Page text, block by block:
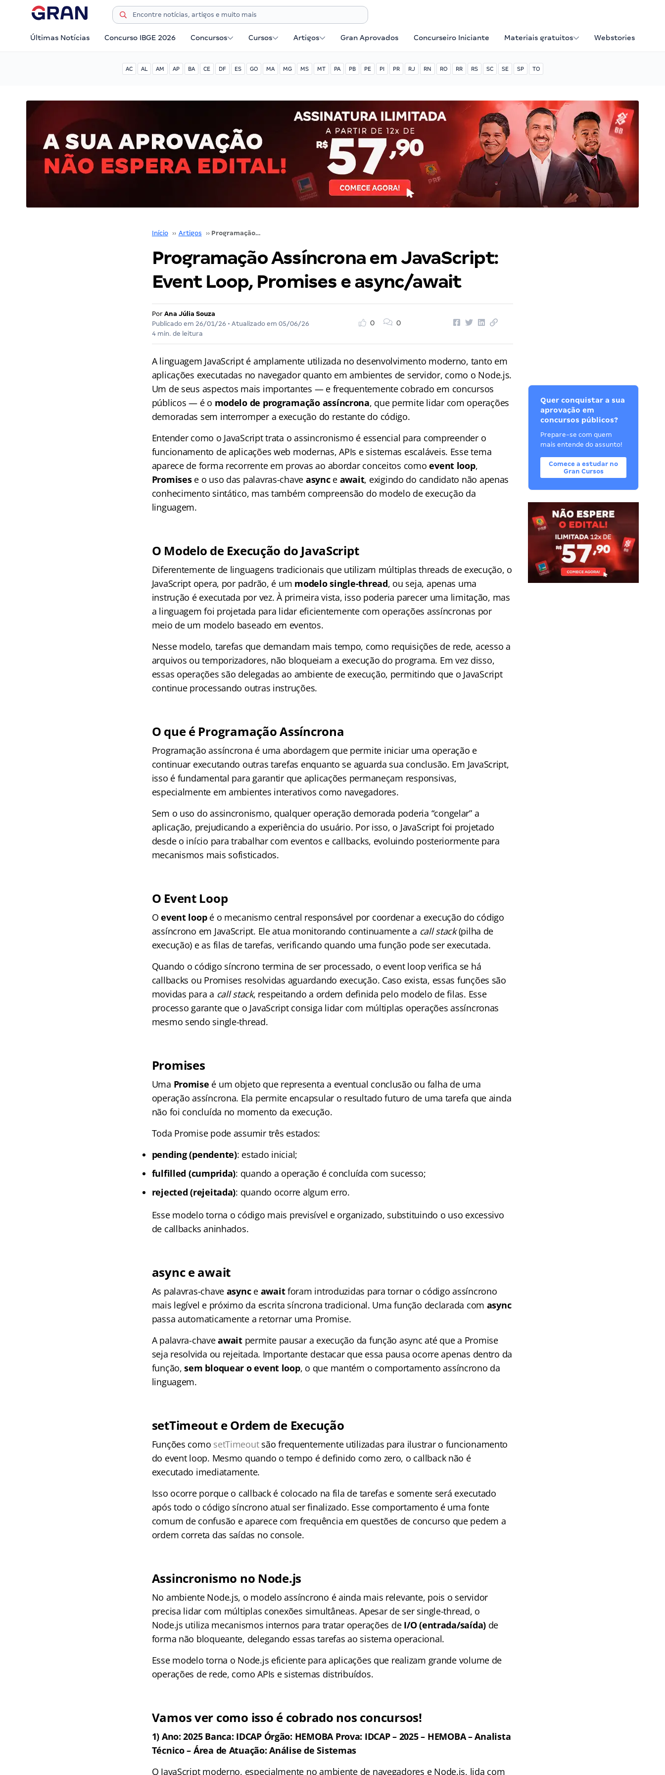
Últimas Notícias Concurso IBGE 2026 Concursos Cursos Artigos Gran Aprovados Concurseiro Iniciante Materiais gratuitos Webstories
AC AL AM AP BA CE DF ES GO MA MG MS MT PA PB PE PI PR RJ RN RO RR RS SC SE SP TO
Início ›› Artigos ›› Programação Assíncrona em JavaScript: Event Loop, Promises e async/await
Programação Assíncrona em JavaScript:
Event Loop, Promises e async/await
Por Ana Júlia Souza
Publicado em 26/01/26 • Atualizado em 05/06/26
4 min. de leitura
0 0
A linguagem JavaScript é amplamente utilizada no desenvolvimento moderno, tanto em
aplicações executadas no navegador quanto em ambientes de servidor, como o Node.js.
Um de seus aspectos mais importantes — e frequentemente cobrado em concursos
públicos — é o modelo de programação assíncrona, que permite lidar com operações
demoradas sem interromper a execução do restante do código.
Entender como o JavaScript trata o assincronismo é essencial para compreender o
funcionamento de aplicações web modernas, APIs e sistemas escaláveis. Esse tema
aparece de forma recorrente em provas ao abordar conceitos comoevent loop,
Promisese o uso das palavras-chave asynce await, exigindo do candidato não apenas
conhecimento sintático, mas também compreensão do modelo de execução da
linguagem.
O Modelo de Execução do JavaScript
Diferentemente de linguagens tradicionais que utilizam múltiplas threads de execução, o
JavaScript opera, por padrão, é um modelo single-thread, ou seja, apenas uma
instrução é executada por vez. À primeira vista, isso poderia parecer uma limitação, mas
a linguagem foi projetada para lidar eficientemente com operações assíncronas por
meio de um modelo baseado em eventos.
Nesse modelo, tarefas que demandam mais tempo, como requisições de rede, acesso a
arquivos ou temporizadores, não bloqueiam a execução do programa. Em vez disso,
essas operações são delegadas ao ambiente de execução, permitindo que o JavaScript
continue processando outras instruções.
O que é Programação Assíncrona
Programação assíncrona é uma abordagem que permite iniciar uma operação e
continuar executando outras tarefas enquanto se aguarda sua conclusão. Em JavaScript,
isso é fundamental para garantir que aplicações permaneçam responsivas,
especialmente em ambientes interativos como navegadores.
Sem o uso do assincronismo, qualquer operação demorada poderia “congelar” a
aplicação, prejudicando a experiência do usuário. Por isso, o JavaScript foi projetado
desde o início para trabalhar com eventos e callbacks, evoluindo posteriormente para
mecanismos mais sofisticados.
O Event Loop
Oevent loopé o mecanismo central responsável por coordenar a execução do código
assíncrono em JavaScript. Ele atua monitorando continuamente a call stack(pilha de
execução) e as filas de tarefas, verificando quando uma função pode ser executada.
Quando o código síncrono termina de ser processado, o event loop verifica se há
callbacks ou Promises resolvidas aguardando execução. Caso exista, essas funções são
movidas para a call stack, respeitando a ordem definida pelo modelo de filas. Esse
processo garante que o JavaScript consiga lidar com múltiplas operações assíncronas
mesmo sendo single-thread.
Promises
Uma Promise é um objeto que representa a eventual conclusão ou falha de uma
operação assíncrona. Ela permite encapsular o resultado futuro de uma tarefa que ainda
não foi concluída no momento da execução.
Toda Promise pode assumir três estados:
pending (pendente): estado inicial;
fulfilled (cumprida): quando a operação é concluída com sucesso;
rejected (rejeitada): quando ocorre algum erro.
Esse modelo torna o código mais previsível e organizado, substituindo o uso excessivo
de callbacks aninhados.
async e await
As palavras-chave asynce awaitforam introduzidas para tornar o código assíncrono
mais legível e próximo da escrita síncrona tradicional. Uma função declarada com async
passa automaticamente a retornar uma Promise.
A palavra-chaveawaitpermite pausar a execução da função async até que a Promise
seja resolvida ou rejeitada. Importante destacar que essa pausa ocorre apenas dentro da
função,sem bloquear o event loop, o que mantém o comportamento assíncrono da
linguagem.
setTimeout e Ordem de Execução
Funções como setTimeoutsão frequentemente utilizadas para ilustrar o funcionamento
do event loop. Mesmo quando o tempo é definido como zero, o callback não é
executado imediatamente.
Isso ocorre porque o callback é colocado na fila de tarefas e somente será executado
após todo o código síncrono atual ser finalizado. Esse comportamento é uma fonte
comum de confusão e aparece com frequência em questões de concurso que pedem a
ordem correta das saídas no console.
Assincronismo no Node.js
No ambiente Node.js, o modelo assíncrono é ainda mais relevante, pois o servidor
precisa lidar com múltiplas conexões simultâneas. Apesar de ser single-thread, o
Node.js utiliza mecanismos internos para tratar operações de I/O (entrada/saída) de
forma não bloqueante, delegando essas tarefas ao sistema operacional.
Esse modelo torna o Node.js eficiente para aplicações que realizam grande volume de
operações de rede, como APIs e sistemas distribuídos.
Vamos ver como isso é cobrado nos concursos!
1) Ano: 2025 Banca: IDCAP Órgão: HEMOBA Prova: IDCAP – 2025 – HEMOBA – Analista
Técnico – Área de Atuação: Análise de Sistemas
O JavaScript moderno, especialmente no ambiente de navegadores e Node.js, lida com
Quer conquistar a sua
aprovação em
concursos públicos?
Prepare-se com quem
mais entende do assunto!
Comece a estudar no
Gran Cursos